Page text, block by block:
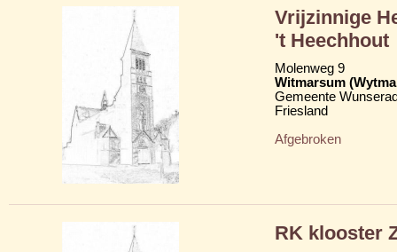
Vrijzinnige
't Heechhout
Molenweg 9
Witmarsum
Gemeente
Friesland
Afgebroken
RK klooster